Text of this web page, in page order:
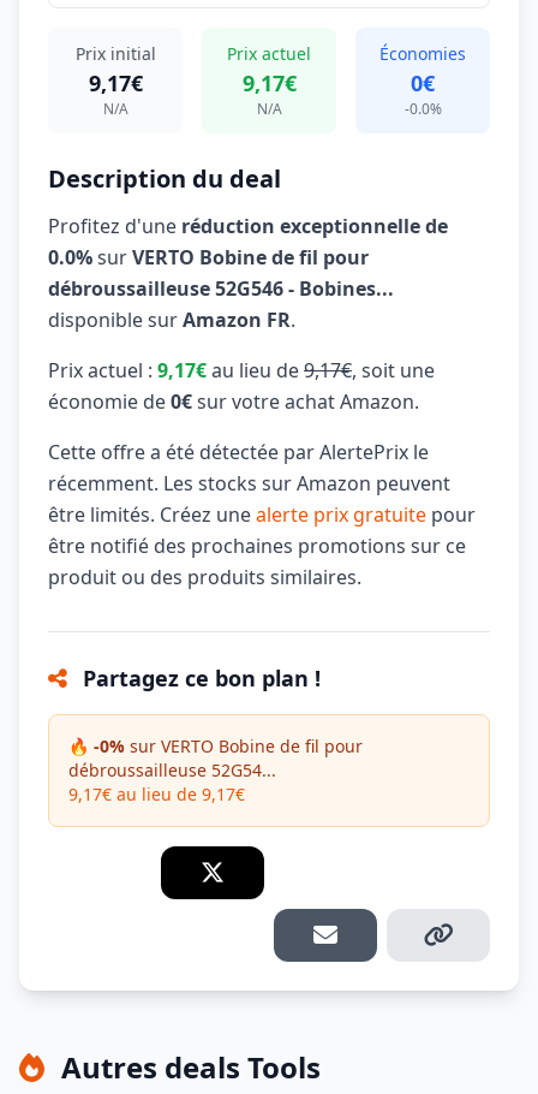
Prix initial
9,17€
N/A
Prix actuel
9,17€
N/A
Économies
0€
-0.0%
Description du deal
Profitez d'une réduction exceptionnelle de
0.0%surVERTO Bobine de fil pour
débroussailleuse 52G546 - Bobines...
disponible surAmazon FR.
Prix actuel : 9,17€au lieu de9,17€, soit une
économie de0€sur votre achat Amazon.
Cette offre a été détectée par AlertePrix le
récemment. Les stocks sur Amazon peuvent
être limités. Créez unealerte prix gratuite pour
être notifié des prochaines promotions sur ce
produit ou des produits similaires.
Partagez ce bon plan !
🔥 -0% sur VERTO Bobine de fil pour
débroussailleuse 52G54...
9,17€ au lieu de 9,17€
Autres deals Tools